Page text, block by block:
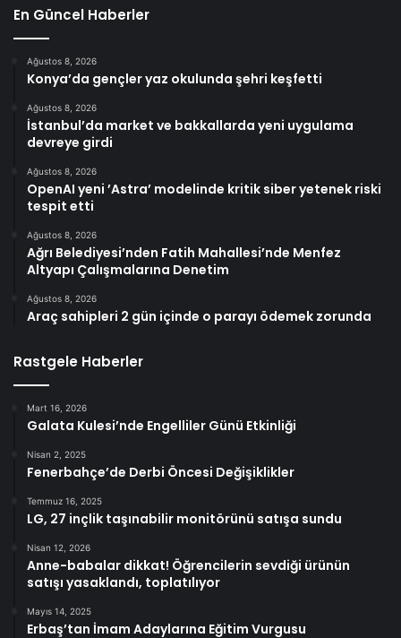
En Güncel Haberler
Ağustos 8, 2026
Konya’da gençler yaz okulunda şehri keşfetti
Ağustos 8, 2026
İstanbul’da market ve bakkallarda yeni uygulama
devreye girdi
Ağustos 8, 2026
OpenAI yeni ’Astra’ modelinde kritik siber yetenek riski
tespit etti
Ağustos 8, 2026
Ağrı Belediyesi’nden Fatih Mahallesi’nde Menfez
Altyapı Çalışmalarına Denetim
Ağustos 8, 2026
Araç sahipleri 2 gün içinde o parayı ödemek zorunda
Rastgele Haberler
Mart 16, 2026
Galata Kulesi’nde Engelliler Günü Etkinliği
Nisan 2, 2025
Fenerbahçe’de Derbi Öncesi Değişiklikler
Temmuz 16, 2025
LG, 27 inçlik taşınabilir monitörünü satışa sundu
Nisan 12, 2026
Anne-babalar dikkat! Öğrencilerin sevdiği ürünün
satışı yasaklandı, toplatılıyor
Mayıs 14, 2025
Erbaş’tan İmam Adaylarına Eğitim Vurgusu